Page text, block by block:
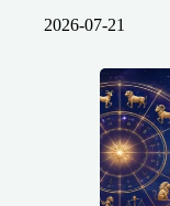
2026-07-21